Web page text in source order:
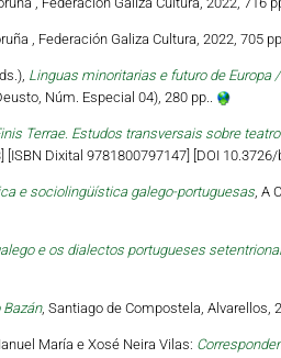
, Federación Galiza Cultura, 2022, 705
Linguas minoritarias e futuro de Europa
Núm. Especial 04), 280 pp..
Terrae. Estudos transversais sobre
Dixital 9781800797147] [DOI 10.3726/
e sociolingüística galego-portuguesas, A
e os dialectos portugueses
, Santiago de Compostela, Alvarellos,
María e Xosé Neira Vilas: